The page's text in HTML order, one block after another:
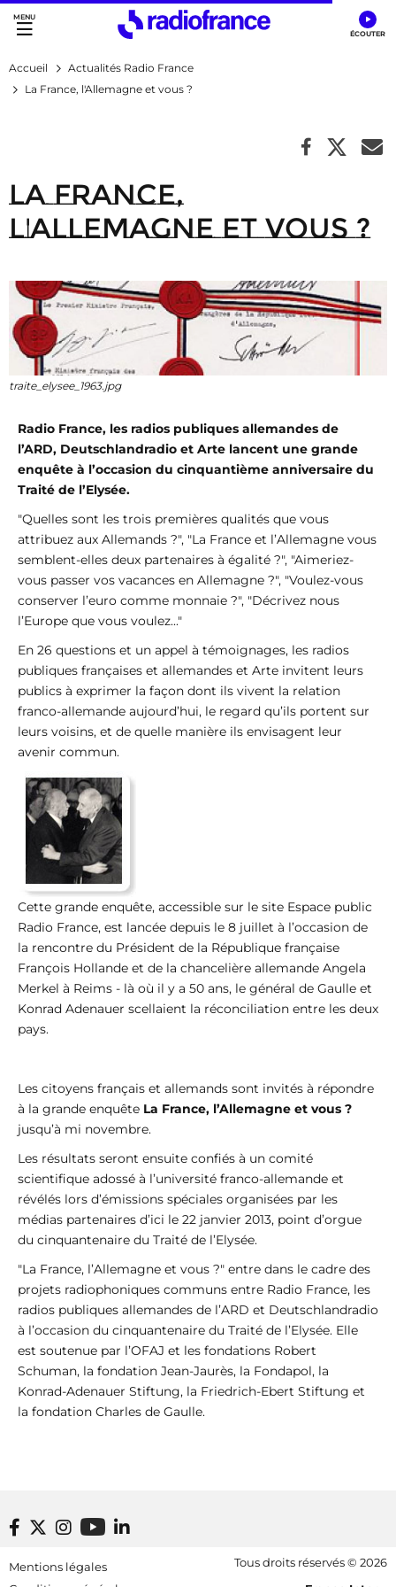
Accès direct :
Menu principal
Contenu
Accueil
Actualités Radio France
La France, l'Allemagne et vous ?
La France,
l'Allemagne et vous ?
traite_elysee_1963.jpg
Radio France, les radios publiques allemandes de
l’ARD, Deutschlandradio et Arte lancent une grande
enquête à l’occasion du cinquantième anniversaire du
Traité de l’Elysée.
"Quelles sont les trois premières qualités que vous
attribuez aux Allemands ?", "La France et l’Allemagne vous
semblent-elles deux partenaires à égalité ?", "Aimeriez-
vous passer vos vacances en Allemagne ?", "Voulez-vous
conserver l’euro comme monnaie ?", "Décrivez nous
l’Europe que vous voulez..."
En 26 questions et un appel à témoignages, les radios
publiques françaises et allemandes et Arte invitent leurs
publics à exprimer la façon dont ils vivent la relation
franco-allemande aujourd’hui, le regard qu’ils portent sur
leurs voisins, et de quelle manière ils envisagent leur
avenir commun.
Cette grande enquête, accessible sur le site Espace public
Radio France, est lancée depuis le 8 juillet à l’occasion de
la rencontre du Président de la République française
François Hollande et de la chancelière allemande Angela
Merkel à Reims - là où il y a 50 ans, le général de Gaulle et
Konrad Adenauer scellaient la réconciliation entre les deux
pays.
Les citoyens français et allemands sont invités à répondre
à la grande enquête La France, l’Allemagne et vous ?
jusqu’à mi novembre.
Les résultats seront ensuite confiés à un comité
scientifique adossé à l’université franco-allemande et
révélés lors d’émissions spéciales organisées par les
médias partenaires d’ici le 22 janvier 2013, point d’orgue
du cinquantenaire du Traité de l’Elysée.
"La France, l’Allemagne et vous ?" entre dans le cadre des
projets radiophoniques communs entre Radio France, les
radios publiques allemandes de l’ARD et Deutschlandradio
à l’occasion du cinquantenaire du Traité de l’Elysée. Elle
est soutenue par l’OFAJ et les fondations Robert
Schuman, la fondation Jean-Jaurès, la Fondapol, la
Konrad-Adenauer Stiftung, la Friedrich-Ebert Stiftung et
la fondation Charles de Gaulle.
Footer bottom
Mentions légales
Tous droits réservés © 2026
[RDF] Pied de page - Mobile